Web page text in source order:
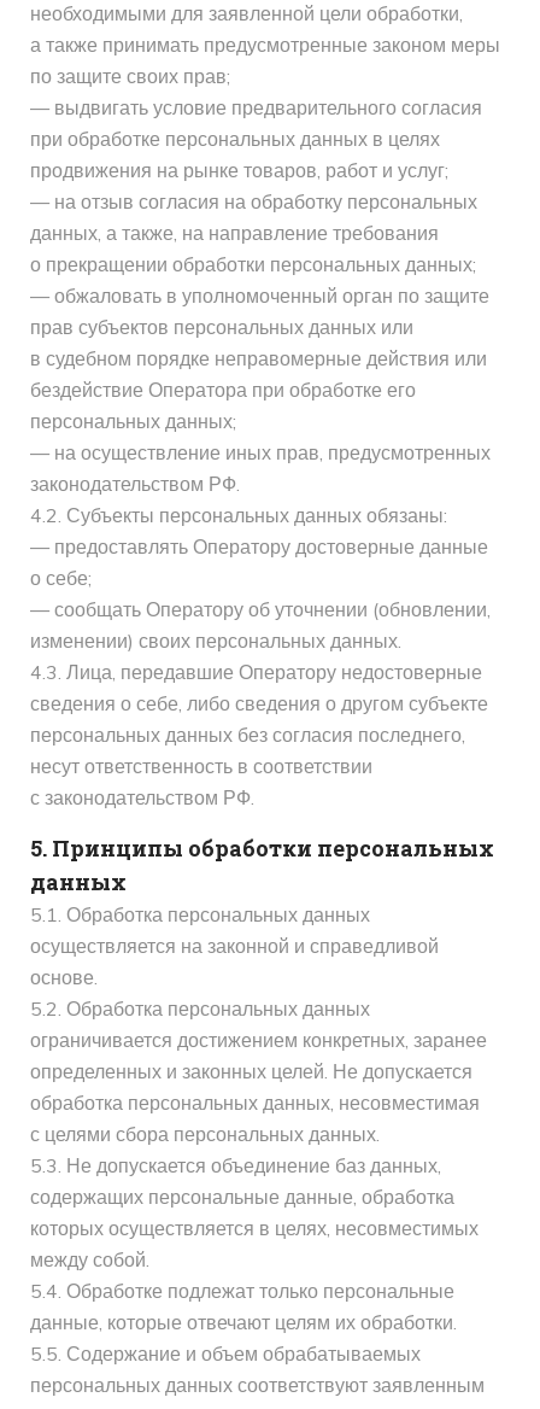
необходимыми для заявленной цели обработки,
а также принимать предусмотренные законом меры
по защите своих прав;
— выдвигать условие предварительного согласия
при обработке персональных данных в целях
продвижения на рынке товаров, работ и услуг;
— на отзыв согласия на обработку персональных
данных, а также, на направление требования
о прекращении обработки персональных данных;
— обжаловать в уполномоченный орган по защите
прав субъектов персональных данных или
в судебном порядке неправомерные действия или
бездействие Оператора при обработке его
персональных данных;
— на осуществление иных прав, предусмотренных
законодательством РФ.
4.2. Субъекты персональных данных обязаны:
— предоставлять Оператору достоверные данные
о себе;
— сообщать Оператору об уточнении (обновлении,
изменении) своих персональных данных.
4.3. Лица, передавшие Оператору недостоверные
сведения о себе, либо сведения о другом субъекте
персональных данных без согласия последнего,
несут ответственность в соответствии
с законодательством РФ.
5. Принципы обработки персональных
данных
5.1. Обработка персональных данных
осуществляется на законной и справедливой
основе.
5.2. Обработка персональных данных
ограничивается достижением конкретных, заранее
определенных и законных целей. Не допускается
обработка персональных данных, несовместимая
с целями сбора персональных данных.
5.3. Не допускается объединение баз данных,
содержащих персональные данные, обработка
которых осуществляется в целях, несовместимых
между собой.
5.4. Обработке подлежат только персональные
данные, которые отвечают целям их обработки.
5.5. Содержание и объем обрабатываемых
персональных данных соответствуют заявленным